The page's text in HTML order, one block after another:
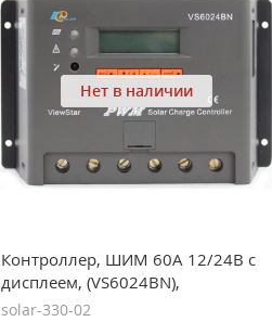
Нет в наличии
Контроллер, ШИМ 60А 12/24В с
дисплеем, (VS6024BN),
EPsolar(EPEVER)
solar-330-02